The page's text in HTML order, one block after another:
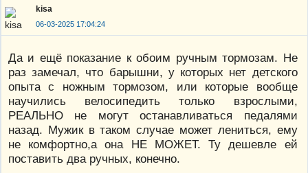
kisa
06-03-2025 17:04:24
Да и ещё показание к обоим ручным тормозам. Не
раз замечал, что барышни, у которых нет детского
опыта с ножным тормозом, или которые вообще
научились велосипедить только взрослыми,
РЕАЛЬНО не могут останавливаться педалями
назад. Мужик в таком случае может лениться, ему
не комфортно,а она НЕ МОЖЕТ. Ту дешевле ей
поставить два ручных, конечно.